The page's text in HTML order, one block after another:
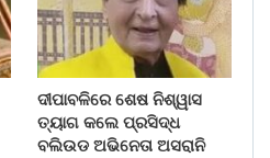
ଦୀପାବଳିରେ ଶେଷ ନିଶ୍ୱାସ
ତ୍ୟାଗ କଲେ ପ୍ରସିଦ୍ଧ
ବଲିଉଡ ଅଭିନେତା ଅସରାନି